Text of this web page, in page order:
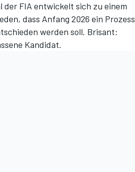
der FIA entwickelt sich zu einem
dass Anfang 2026 ein Prozess
werden soll. Brisant:
Kandidat.